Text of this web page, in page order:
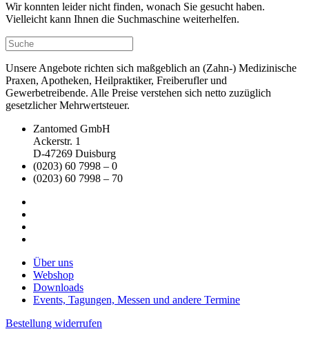
Wir konnten leider nicht finden, wonach Sie gesucht haben.
Vielleicht kann Ihnen die Suchmaschine weiterhelfen.
Unsere Angebote richten sich maßgeblich an (Zahn-) Medizinische
Praxen, Apotheken, Heilpraktiker, Freiberufler und
Gewerbetreibende. Alle Preise verstehen sich netto zuzüglich
gesetzlicher Mehrwertsteuer.
Zantomed GmbH
Ackerstr. 1
D-47269 Duisburg
(0203) 60 7998 – 0
(0203) 60 7998 – 70
Über uns
Webshop
Downloads
Events, Tagungen, Messen und andere Termine
Bestellung widerrufen